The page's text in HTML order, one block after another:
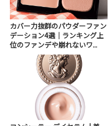
カバー力抜群のパウダーファン
デーション4選｜ランキング上
位のファンデや崩れないワ...